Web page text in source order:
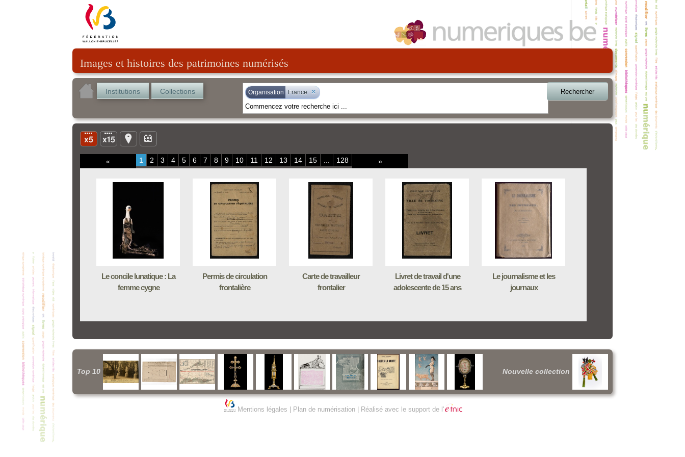
Images et histoires des patrimoines numérisés
Institutions Collections Organisation France × Rechercher
« 1 2 3 4 5 6 7 8 9 10 11 12 13 14 15 128 »
Le concile lunatique : La
femme cygne
Permis de circulation
frontalière
Carte de travailleur
frontalier
Livret de travail d'une
adolescente de 15 ans
Le journalisme et les
journaux
Top 10 Nouvelle collection
Mentions légales Plan de numérisation| Réalisé avec le support de l'